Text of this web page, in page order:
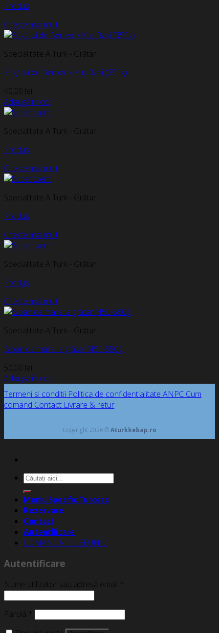
Produs
Citește mai mult
Specialitate A Turk - Grătar
Frigărui de Berbec / Kuș Bași (350g)
40,00 lei
Adaugă în coș
Specialitate A Turk - Grătar
Produs
Citește mai mult
Specialitate A Turk - Grătar
Produs
Citește mai mult
Specialitate A Turk - Grătar
Produs
Citește mai mult
Specialitate A Turk - Grătar
Biban de mare la grătar (450-550g)
50,00 lei
Adaugă în coș
Termeni si conditii Politica de confidentialitate ANPC Cum
comand Contact Livrare & retur
Copyright 2026 ©Aturkkebap.ro
Caută
după:
Meniu Specific Turcesc
Rezervare
Contact
Autentificare
COMANDĂ TELEFONIC
Autentificare
Nume utilizator sau adresă email *
Parolă *